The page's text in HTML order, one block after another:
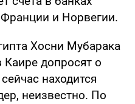
и Норвегии.
Хосни Мубарака
допросят о
находится
неизвестно. По